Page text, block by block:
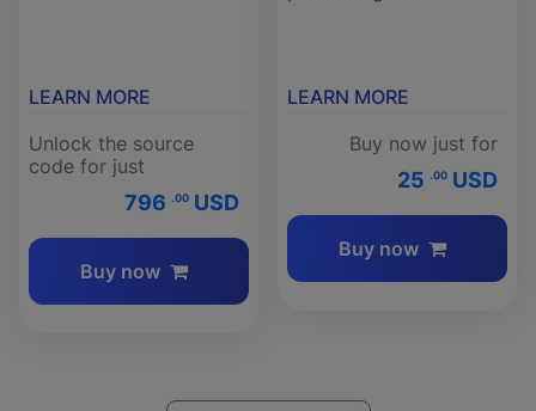
LEARN MORE
Unlock the source
code for just
796 .00 USD
Buy now
LEARN MORE
Buy now just for
25 .00 USD
Buy now